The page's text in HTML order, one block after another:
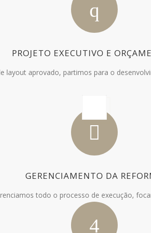
PROJETO EXECUTIVO E
layout aprovado, partimos para o
GERENCIAMENTO DA
todo o processo de execução,